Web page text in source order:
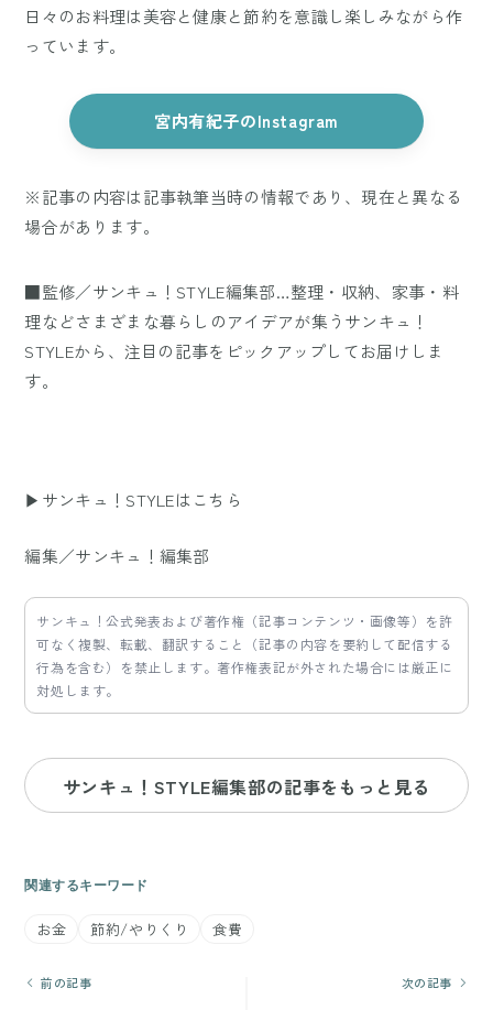
日々のお料理は美容と健康と節約を意識し楽しみながら作
っています。
宮内有紀子のInstagram
※記事の内容は記事執筆当時の情報であり、現在と異なる
場合があります。
■監修／サンキュ！STYLE編集部…整理・収納、家事・料
理などさまざまな暮らしのアイデアが集うサンキュ！
STYLEから、注目の記事をピックアップしてお届けしま
す。
▶サンキュ！STYLEはこちら
編集／サンキュ！編集部
サンキュ！公式発表および著作権（記事コンテンツ・画像等）を許
可なく複製、転載、翻訳すること（記事の内容を要約して配信する
行為を含む）を禁止します。著作権表記が外された場合には厳正に
対処します。
サンキュ！STYLE編集部の記事をもっと見る
関連するキーワード
お金 節約/やりくり 食費
前の記事 次の記事